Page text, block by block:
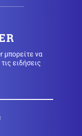
beach bar για τον
στην
Αίγυπτο να ενταχθεί
οι κίνδυνοι
μπορείτε να
ειδήσεις